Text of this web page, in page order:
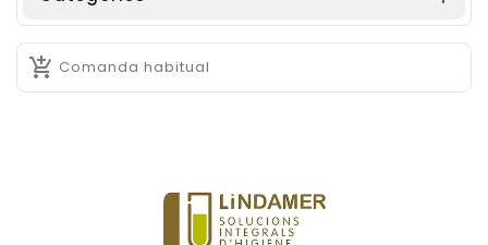
 Comanda habitual